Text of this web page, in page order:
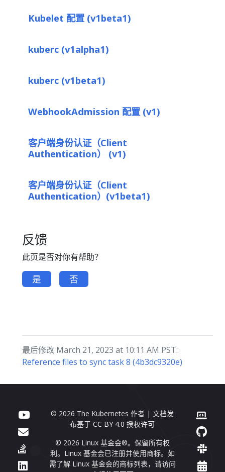
Kubelet 配置 (v1beta1)
kuberc (v1alpha1)
kuberc (v1beta1)
WebhookAdmission 配置 (v1)
客户端身份认证（Client
Authentication） (v1)
客户端身份认证（Client
Authentication）(v1beta1)
反馈
此页是否对你有帮助？
是 否
最后修改 March 21, 2023 at 10:11 AM PST:
Reference files to sync task 8 (4b3dc9320e)
© 2026 The Kubernetes 作者 | 文档发
布基于CC BY 4.0 授权许可
© 2026 Linux 基金会®。保留所有权
利。Linux 基金会已注册并使用商标。如
需了解 Linux 基金会的商标列表，请访问